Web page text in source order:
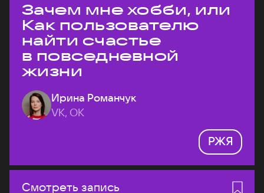
Зачем мне хобби, или
Как пользователю
найти счастье
в повседневной
жизни
Ирина Романчук
VK, ОК
РЖЯ
Смотреть запись